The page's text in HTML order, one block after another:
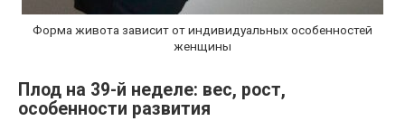
Форма живота зависит от индивидуальных особенностей
женщины
Плод на 39-й неделе: вес, рост,
особенности развития